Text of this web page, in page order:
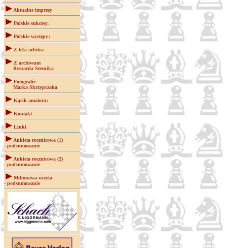
Aktualne imprezy
Polskie sukcesy↓
Polskie występy↓
Z teki arbitra
Z archiwum
Ryszarda Sternika
Fotografie
Marka Skrzypczaka
Kącik amatora↓
Kontakt
Linki
Ankieta rocznicowa (1)
- podsumowanie
Ankieta rocznicowa (2)
- podsumowanie
Milionowa wizyta
- podsumowanie